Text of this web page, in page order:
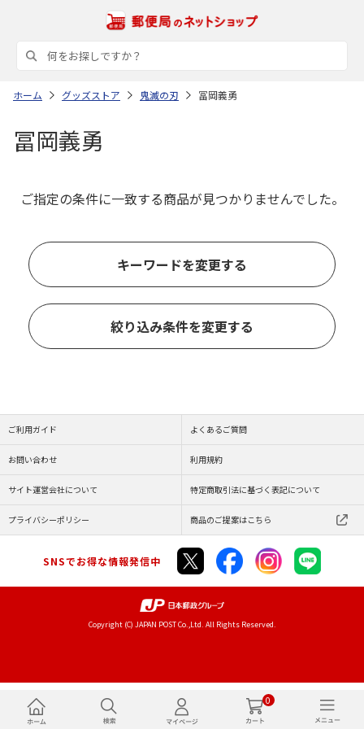
0
ホーム グッズストア 鬼滅の刃 冨岡義勇
冨岡義勇
ご指定の条件に一致する商品が見つかりませんでした。
キーワードを変更する
絞り込み条件を変更する
ご利用ガイド よくあるご質問
お問い合わせ 利用規約
サイト運営会社について 特定商取引法に基づく表記について
プライバシーポリシー 商品のご提案はこちら
SNSでお得な情報発信中
Copyright (C) JAPAN POST Co.,Ltd. All Rights Reserved.